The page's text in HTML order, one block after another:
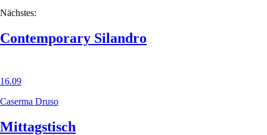
Nächstes:
Contemporary Silandro
16.09
Caserma Druso
Mittagstisch